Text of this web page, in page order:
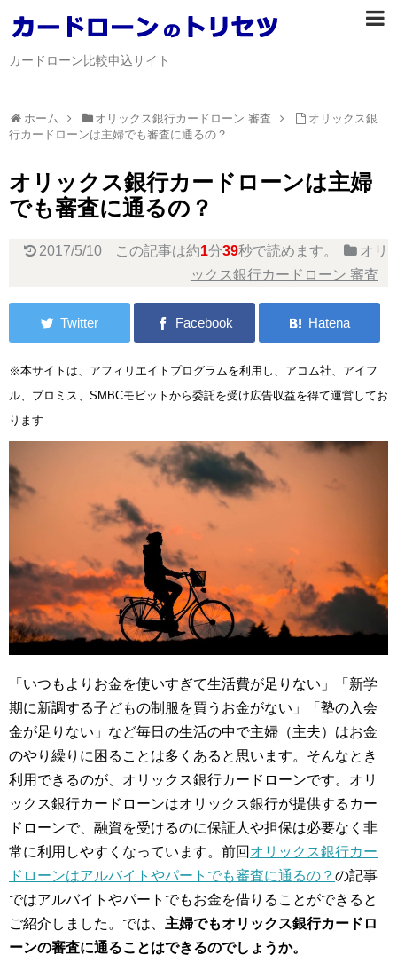
カードローン比較申込サイト
ホーム オリックス銀行カードローン 審査
オリックス銀
行カードローンは主婦でも審査に通るの？
オリックス銀行カードローンは主婦
でも審査に通るの？
2017/5/10 この記事は約1分39秒で読めます。
オリ
ックス銀行カードローン 審査
※本サイトは、アフィリエイトプログラムを利用し、アコム社、アイフ
ル、プロミス、SMBCモビットから委託を受け広告収益を得て運営してお
ります
「いつもよりお金を使いすぎて生活費が足りない」「新学
期に新調する子どもの制服を買うお金がない」「塾の入会
金が足りない」など毎日の生活の中で主婦（主夫）はお金
のやり繰りに困ることは多くあると思います。そんなとき
利用できるのが、オリックス銀行カードローンです。オリ
ックス銀行カードローンはオリックス銀行が提供するカー
ドローンで、融資を受けるのに保証人や担保は必要なく非
常に利用しやすくなっています。前回 オリックス銀行カー
ドローンはアルバイトやパートでも審査に通るの？ の記事
ではアルバイトやパートでもお金を借りることができると
ご紹介しました。では、 主婦でもオリックス銀行カードロ
ーンの審査に通ることはできるのでしょうか。